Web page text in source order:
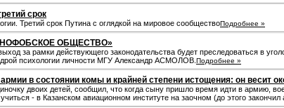
срок
Третий срок Путина с оглядкой на мировое сообществоПодробнее »
ОБЩЕСТВО»
за рамки действующего законодательства будет преследоваться в
психологии личности МГУ Александр АСМОЛОВ. Подробнее »
в состоянии комы и крайней степени истощения: он весит
двоих детей, сообщил, что когда сыну пришло время идти в армию,
- в Казанском авиационном институте на заочном (до этого закончил